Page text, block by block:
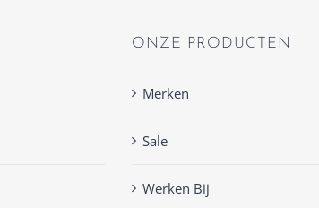
ONZE PRODUCTEN
Merken
Sale
Werken Bij